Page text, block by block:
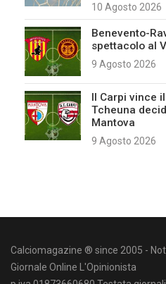
10 Agosto 2026
Benevento-
spettacolo al
9 Agosto 2026
Il Carpi vince
Tcheuna
Mantova
9 Agosto 2026
Calciomagazine ® since 2005 -
Giornale Online L'Opinionista